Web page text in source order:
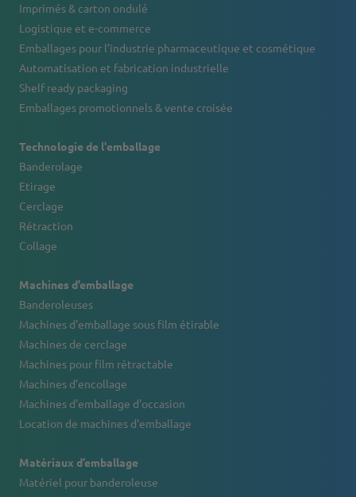
Imprimés & carton ondulé
Logistique et e-commerce
Emballages pour l’industrie pharmaceutique et cosmétique
Automatisation et fabrication industrielle
Shelf ready packaging
Emballages promotionnels & vente croisée
Technologie de l'emballage
Banderolage
Etirage
Cerclage
Rétraction
Collage
Machines d’emballage
Banderoleuses
Machines d'emballage sous film étirable
Machines de cerclage
Machines pour film rétractable
Machines d’encollage
Machines d'emballage d'occasion
Location de machines d'emballage
Matériaux d’emballage
Matériel pour banderoleuse